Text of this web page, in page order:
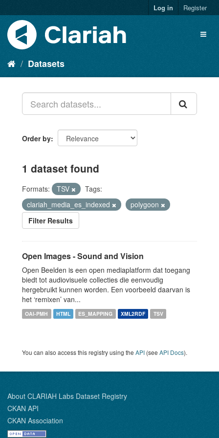
Log in Register
Datasets
Order by
1 dataset found
Formats: TSV
Tags:
clariah_media_es_indexed
polygoon
Filter Results
Open Images - Sound and Vision
Open Beelden is een open mediaplatform dat toegang
biedt tot audiovisuele collecties die eenvoudig
hergebruikt kunnen worden. Een voorbeeld daarvan is
het ‘remixen’ van...
OAI-PMH HTML ES_MAPPING XML2RDF TSV
You can also access this registry using the API (see API Docs).
About CLARIAH Labs Dataset Registry
CKAN API
CKAN Association